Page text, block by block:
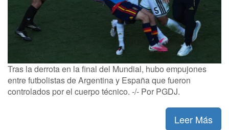
Tras la derrota en la final del Mundial, hubo empujones
entre futbolistas de Argentina y España que fueron
controlados por el cuerpo técnico. -/- Por PGDJ.
Leer Más